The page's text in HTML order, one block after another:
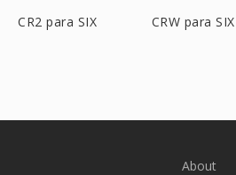
CR2 para SIX CRW para SIX
About